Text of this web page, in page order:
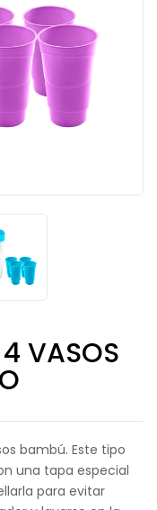
VASOS
bambú. Este tipo
una tapa especial
para evitar